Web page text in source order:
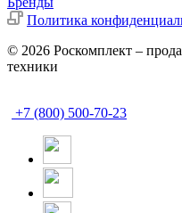
Политика
© 2026 Роскомплект –
техники
+7 (800) 500-70-23